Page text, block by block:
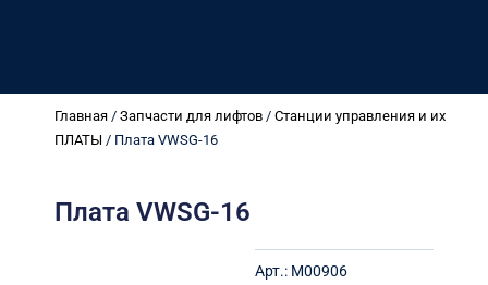
Главная / Запчасти для лифтов / Станции управления и их
ПЛАТЫ / Плата VWSG-16
Плата VWSG-16
Арт.: M00906